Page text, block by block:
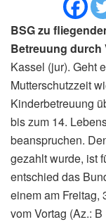
BSG zu
Betreuung durch
Kassel (jur). Geht
Mutterschutzzeit
Kinderbetreuung
bis zum 14.
beanspruchen.
gezahlt wurde, ist
entschied das
einem am Freitag,
vom Vortag (Az.: